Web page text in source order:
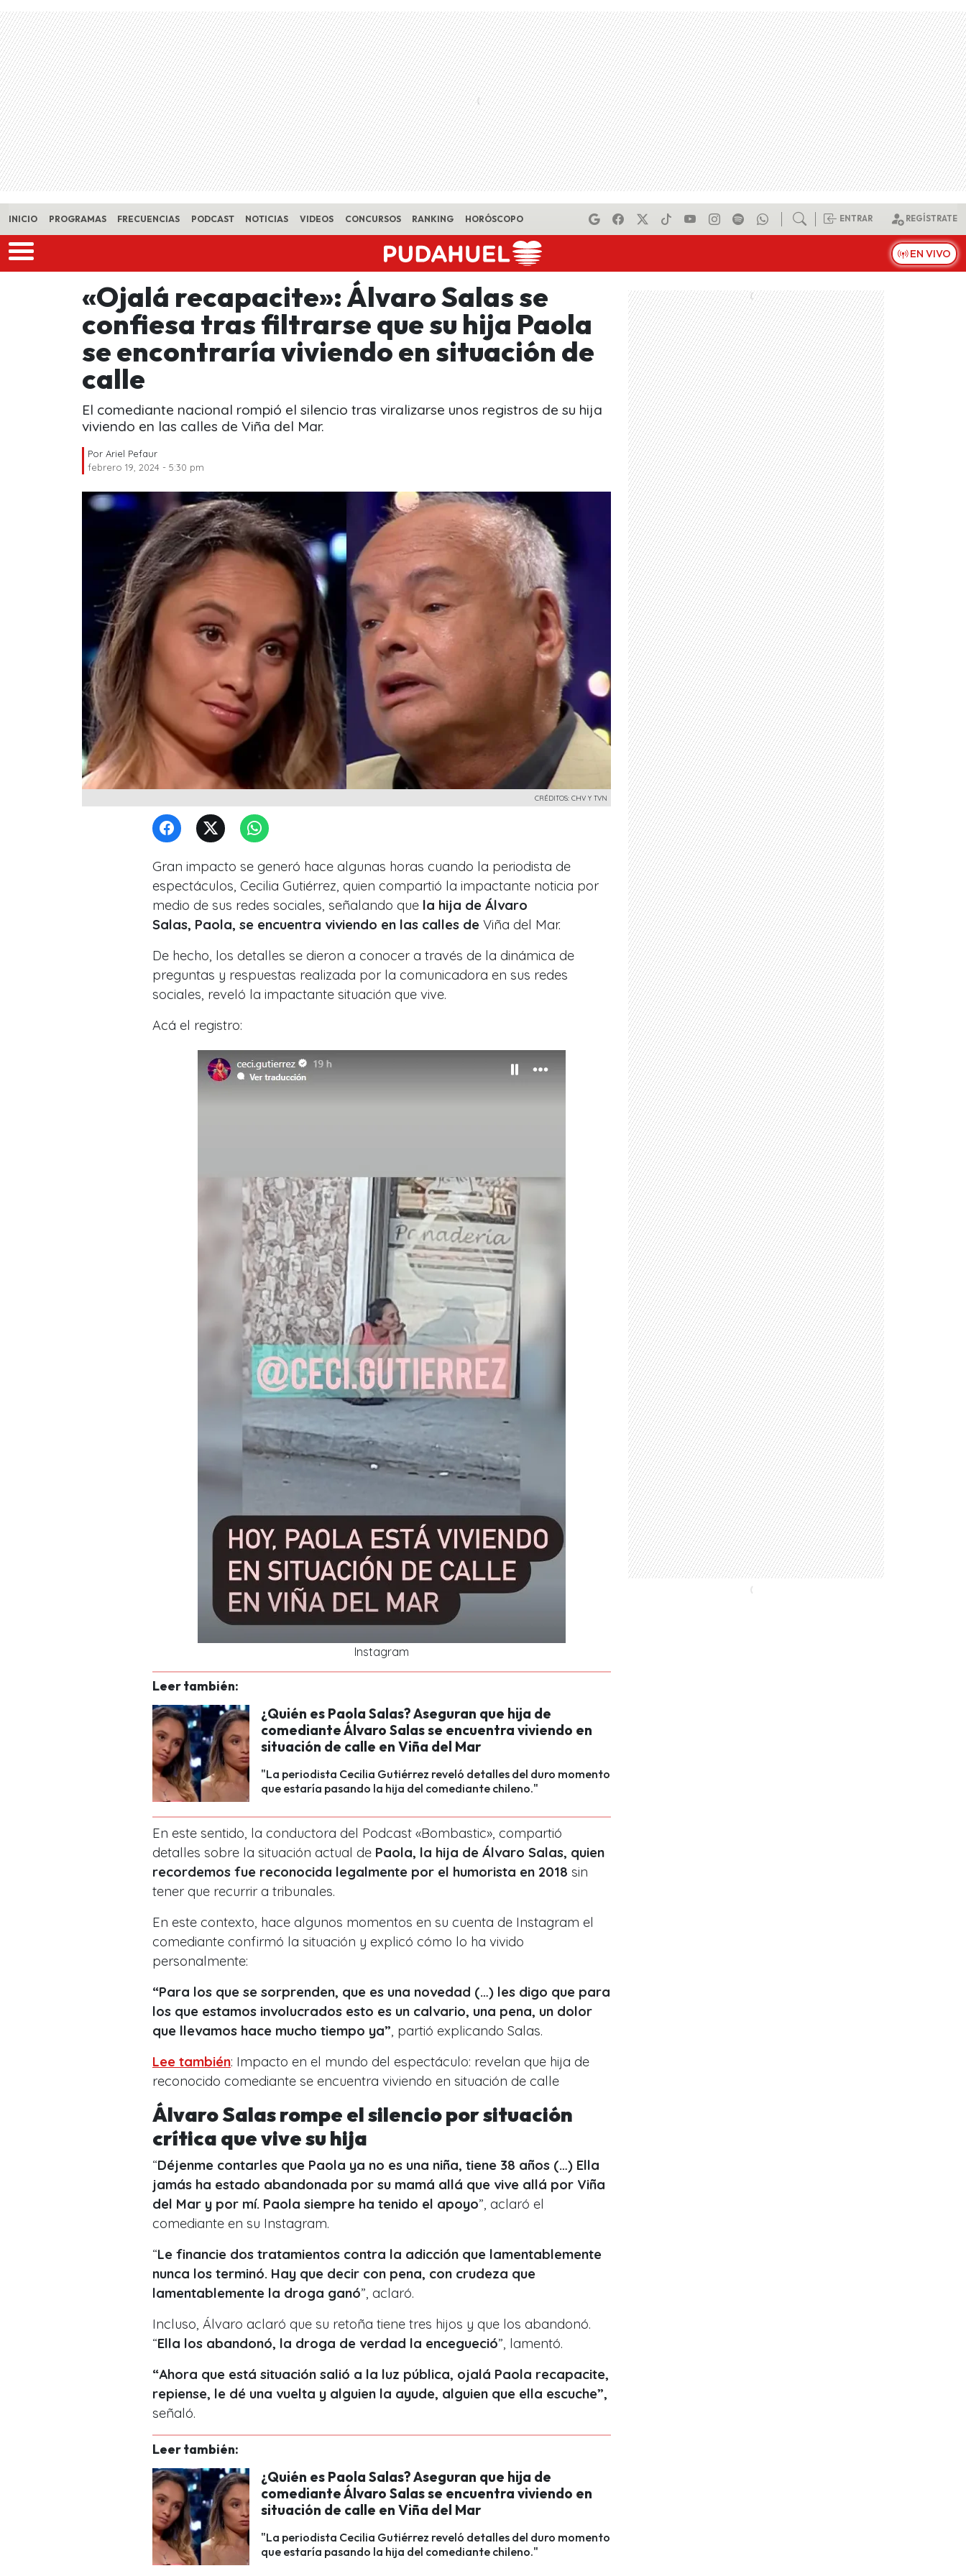
Skip to main content
INICIO PROGRAMAS FRECUENCIAS PODCAST NOTICIAS VIDEOS CONCURSOS RANKING HORÓSCOPO ENTRAR REGÍSTRATE
EN VIVO
«Ojalá recapacite»: Álvaro Salas se
confiesa tras filtrarse que su hija Paola
se encontraría viviendo en situación de
calle
El comediante nacional rompió el silencio tras viralizarse unos registros de su hija
viviendo en las calles de Viña del Mar.
Por Ariel Pefaur
febrero 19, 2024 - 5:30 pm
CRÉDITOS: CHV Y TVN
Gran impacto se generó hace algunas horas cuando la periodista de
espectáculos, Cecilia Gutiérrez, quien compartió la impactante noticia por
medio de sus redes sociales, señalando que la hija de Álvaro
Salas, Paola, se encuentra viviendo en las calles de Viña del Mar.
De hecho, los detalles se dieron a conocer a través de la dinámica de
preguntas y respuestas realizada por la comunicadora en sus redes
sociales, reveló la impactante situación que vive.
Acá el registro:
Instagram
Leer también:
¿Quién es Paola Salas? Aseguran que hija de
comediante Álvaro Salas se encuentra viviendo en
situación de calle en Viña del Mar
"La periodista Cecilia Gutiérrez reveló detalles del duro momento
que estaría pasando la hija del comediante chileno."
En este sentido, la conductora del Podcast «Bombastic», compartió
detalles sobre la situación actual de Paola, la hija de Álvaro Salas, quien
recordemos fue reconocida legalmente por el humorista en 2018 sin
tener que recurrir a tribunales.
En este contexto, hace algunos momentos en su cuenta de Instagram el
comediante confirmó la situación y explicó cómo lo ha vivido
personalmente:
“Para los que se sorprenden, que es una novedad (…) les digo que para
los que estamos involucrados esto es un calvario, una pena, un dolor
que llevamos hace mucho tiempo ya” , partió explicando Salas.
Lee también: Impacto en el mundo del espectáculo: revelan que hija de
reconocido comediante se encuentra viviendo en situación de calle
Álvaro Salas rompe el silencio por situación
crítica que vive su hija
“Déjenme contarles que Paola ya no es una niña, tiene 38 años (…) Ella
jamás ha estado abandonada por su mamá allá que vive allá por Viña
del Mar y por mí. Paola siempre ha tenido el apoyo”, aclaró el
comediante en su Instagram.
“Le financie dos tratamientos contra la adicción que lamentablemente
nunca los terminó. Hay que decir con pena, con crudeza que
lamentablemente la droga ganó”, aclaró.
Incluso, Álvaro aclaró que su retoña tiene tres hijos y que los abandonó.
“Ella los abandonó, la droga de verdad la encegueció”, lamentó.
“Ahora que está situación salió a la luz pública, ojalá Paola recapacite,
repiense, le dé una vuelta y alguien la ayude, alguien que ella escuche”,
señaló.
Leer también:
¿Quién es Paola Salas? Aseguran que hija de
comediante Álvaro Salas se encuentra viviendo en
situación de calle en Viña del Mar
"La periodista Cecilia Gutiérrez reveló detalles del duro momento
que estaría pasando la hija del comediante chileno."